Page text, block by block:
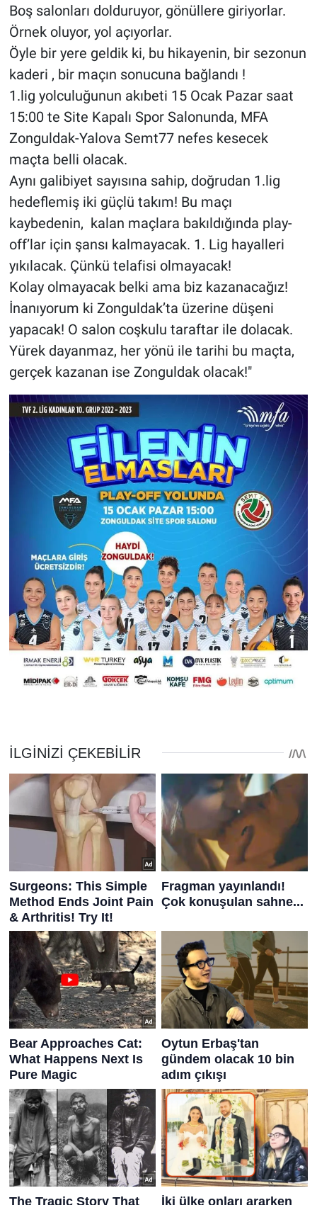
Boş salonları dolduruyor, gönüllere giriyorlar.
Örnek oluyor, yol açıyorlar.
Öyle bir yere geldik ki, bu hikayenin, bir sezonun
kaderi , bir maçın sonucuna bağlandı !
1.lig yolculuğunun akıbeti 15 Ocak Pazar saat
15:00 te Site Kapalı Spor Salonunda, MFA
Zonguldak-Yalova Semt77 nefes kesecek
maçta belli olacak.
Aynı galibiyet sayısına sahip, doğrudan 1.lig
hedeflemiş iki güçlü takım! Bu maçı
kaybedenin, kalan maçlara bakıldığında play-
off’lar için şansı kalmayacak. 1. Lig hayalleri
yıkılacak. Çünkü telafisi olmayacak!
Kolay olmayacak belki ama biz kazanacağız!
İnanıyorum ki Zonguldak’ta üzerine düşeni
yapacak! O salon coşkulu taraftar ile dolacak.
Yürek dayanmaz, her yönü ile tarihi bu maçta,
gerçek kazanan ise Zonguldak olacak!"